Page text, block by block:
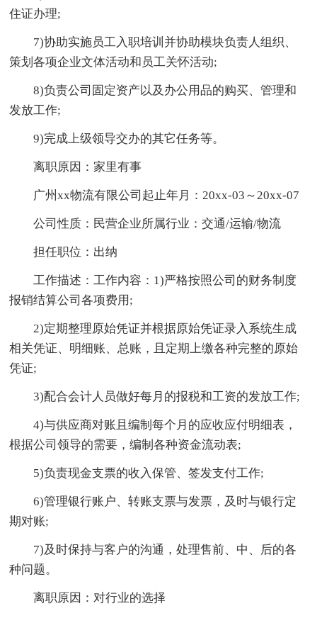
住证办理;
7)协助实施员工入职培训并协助模块负责人组织、
策划各项企业文体活动和员工关怀活动;
8)负责公司固定资产以及办公用品的购买、管理和
发放工作;
9)完成上级领导交办的其它任务等。
离职原因：家里有事
广州xx物流有限公司起止年月：20xx-03～20xx-07
公司性质：民营企业所属行业：交通/运输/物流
担任职位：出纳
工作描述：工作内容：1)严格按照公司的财务制度
报销结算公司各项费用;
2)定期整理原始凭证并根据原始凭证录入系统生成
相关凭证、明细账、总账，且定期上缴各种完整的原始
凭证;
3)配合会计人员做好每月的报税和工资的发放工作;
4)与供应商对账且编制每个月的应收应付明细表，
根据公司领导的需要，编制各种资金流动表;
5)负责现金支票的收入保管、签发支付工作;
6)管理银行账户、转账支票与发票，及时与银行定
期对账;
7)及时保持与客户的沟通，处理售前、中、后的各
种问题。
离职原因：对行业的选择